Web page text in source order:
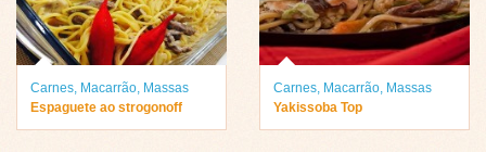
Carnes Macarrão Massas
Espaguete ao strogonoff
Carnes Macarrão Massas
Yakissoba Top